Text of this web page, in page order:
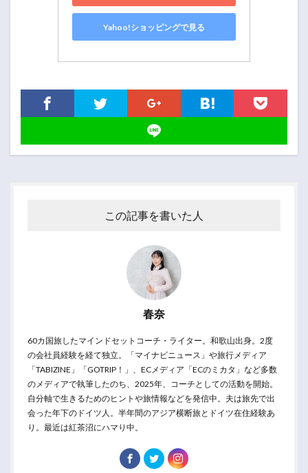
Yahoo!ショッピングで見る
この記事を書いた人
春奈
60カ国旅したマインドセットコーチ・ライター。和歌山出身。2度
の会社員経験を経て独立。「マイナビニュース」や旅行メディア
「TABIZINE」「GOTRIP！」、ECメディア「ECのミカタ」など多数
のメディアで執筆したのち、2025年、コーチとしての活動を開始。
自分軸で生きるためのヒントや旅情報などを発信中。夫は旅先で出
会った年下のドイツ人。半年間のアジア横断旅とドイツ在住経験あ
り。最近は紅茶沼にハマり中。